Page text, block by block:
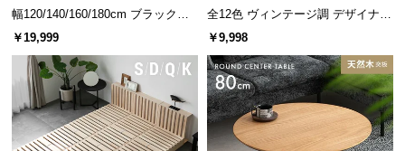
温もりあふれる天然木のフレーム
テーブル脚部には、優しい風合いの木目と強度に優
れたラバーウッドを使用しました。
幅120/140/160/180cm ブラックフ
レーム ダイニング 大理石調 4人掛
￥19,999
全12色 ヴィンテージ調 デザイナー
ズシェルチェア
￥9,998